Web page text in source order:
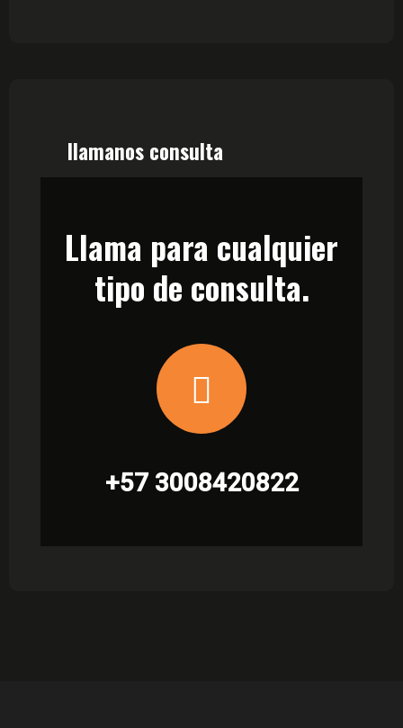
llamanos consulta
Llama para cualquier
tipo de consulta.
+57 3008420822